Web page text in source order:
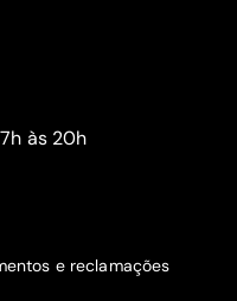
às 20h
e reclamações